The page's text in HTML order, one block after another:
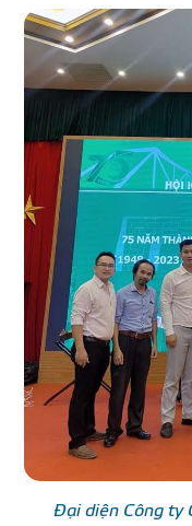
Đại diện Công ty